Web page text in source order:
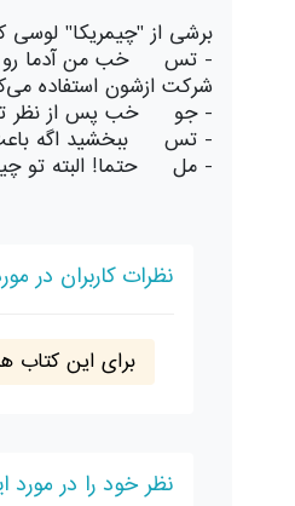
برشی از "چیمریکا" لوسی
- تس خب من آدما رو
شرکت ازشون استفاده
- جو خب پس از نظر تو
- تس ببخشید اگه باعث
- مل حتما! البته تو
نظرات کاربران در
برای این
نظر خود را در مورد